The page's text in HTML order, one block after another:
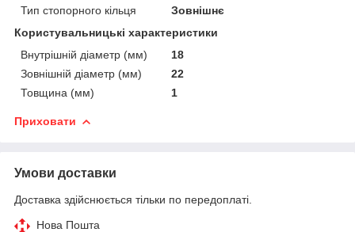
Тип стопорного кільця
Зовнішнє
Користувальницькі характеристики
Внутрішній діаметр (мм)
18
Зовнішній діаметр (мм)
22
Товщина (мм)
1
Приховати
Умови доставки
Доставка здійснюється тільки по передоплаті.
Нова Пошта